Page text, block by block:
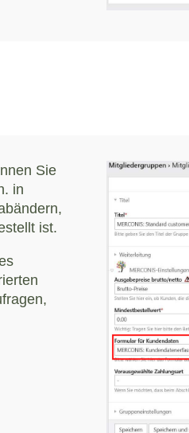
Sie
in
ist.